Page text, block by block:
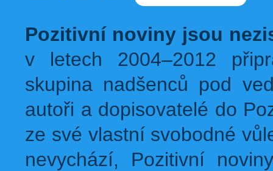
Pozitivní noviny jsou
v letech 2004–2012
skupina nadšenců pod
autoři a dopisovatelé do
ze své vlastní svobodné
nevychází, Pozitivní